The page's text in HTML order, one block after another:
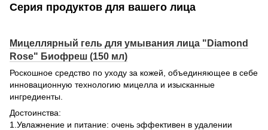
Серия продуктов для вашего лица
Мицеллярный гель для умывания лица "Diamond
Rose" Биофреш (150 мл)
Роскошное средство по уходу за кожей, объединяющее в себе
инновационную технологию мицелла и изысканные
ингредиенты.
Достоинства:
1.Увлажнение и питание: очень эффективен в удалении